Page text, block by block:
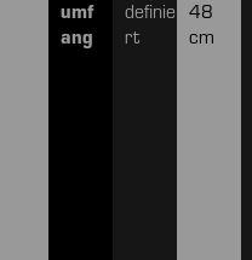
umf
ang
definie
rt
48
cm